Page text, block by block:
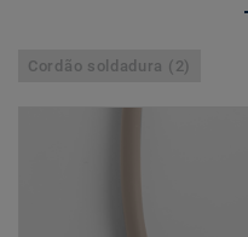
Cordão soldadura (2)